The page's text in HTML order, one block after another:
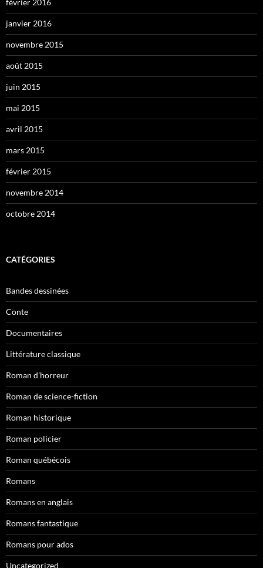
février 2016
janvier 2016
novembre 2015
août 2015
juin 2015
mai 2015
avril 2015
mars 2015
février 2015
novembre 2014
octobre 2014
CATÉGORIES
Bandes dessinées
Conte
Documentaires
Littérature classique
Roman d'horreur
Roman de science-fiction
Roman historique
Roman policier
Roman québécois
Romans
Romans en anglais
Romans fantastique
Romans pour ados
Uncategorized